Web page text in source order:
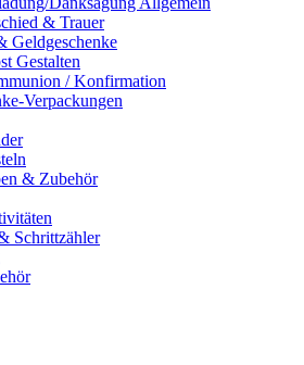
& Trauer
Geldgeschenke
Gestalten
/ Konfirmation
Verpackungen
& Zubehör
Schrittzähler